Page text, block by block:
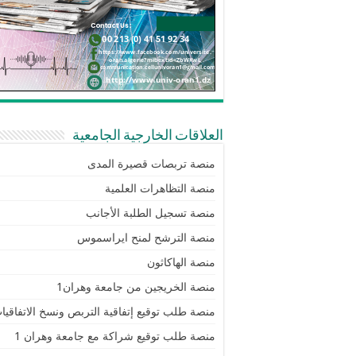
العلاقات الخارجية الجامعية
منصة تربصات قصيرة المدى
منصة التظاهرات العلمية
منصة تسجيل الطلبة الأجانب
منصة الترشح لمنح ايراسموس
منصة الهاكاثون
منصة الخريجين من جامعة وهران1
منصة طلب توقيع إتفاقية التربص ونسخ
منصة طلب توقيع شراكة مع جامعة وهران 1